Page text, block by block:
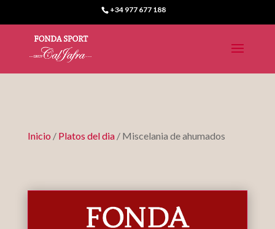
+34 977 677 188
Inicio / Platos del dia/ Miscelania de ahumados